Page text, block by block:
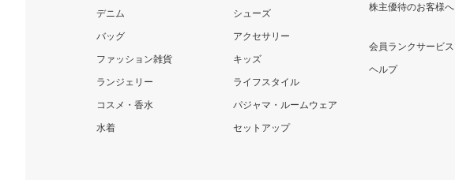
デニム
シューズ
バッグ
アクセサリー
ファッション雑貨
キッズ
ランジェリー
ライフスタイル
コスメ・香水
パジャマ・ルームウェア
水着
セットアップ
株主優待のお客様へ
会員ランクサービス
ヘルプ